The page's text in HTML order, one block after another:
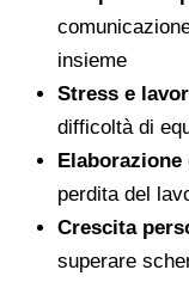
insieme
Stress e
difficoltà di
perdita del
Crescita
superare